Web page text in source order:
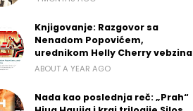
Knjigovanje: Razgovor sa
Nenadom Popovićem,
urednikom Helly Cherry vebzina
ABOUT A YEAR AGO
Nada kao poslednja reč: „Prah“